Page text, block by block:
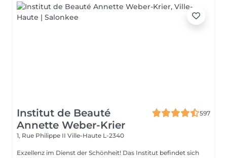
Institut de Beauté
Annette Weber-Krier
597
1, Rue Philippe II Ville-Haute L-2340
Exzellenz im Dienst der Schönheit! Das Institut befindet sich